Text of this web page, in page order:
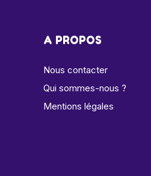
A PROPOS
Nous contacter
Qui sommes-nous ?
Mentions légales